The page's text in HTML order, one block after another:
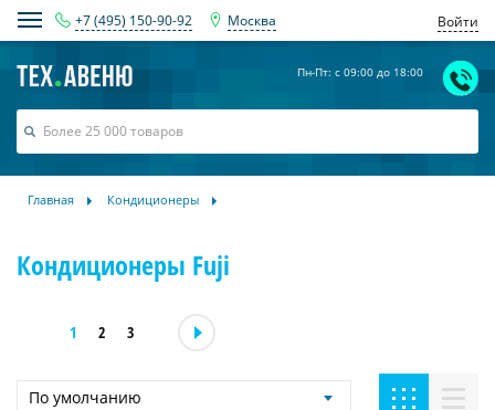
+7 (495) 150-90-92 Москва Войти
Пн-Пт: с 09:00 до 18:00
Главная Кондиционеры
Кондиционеры Fuji
1 2 3
По умолчанию